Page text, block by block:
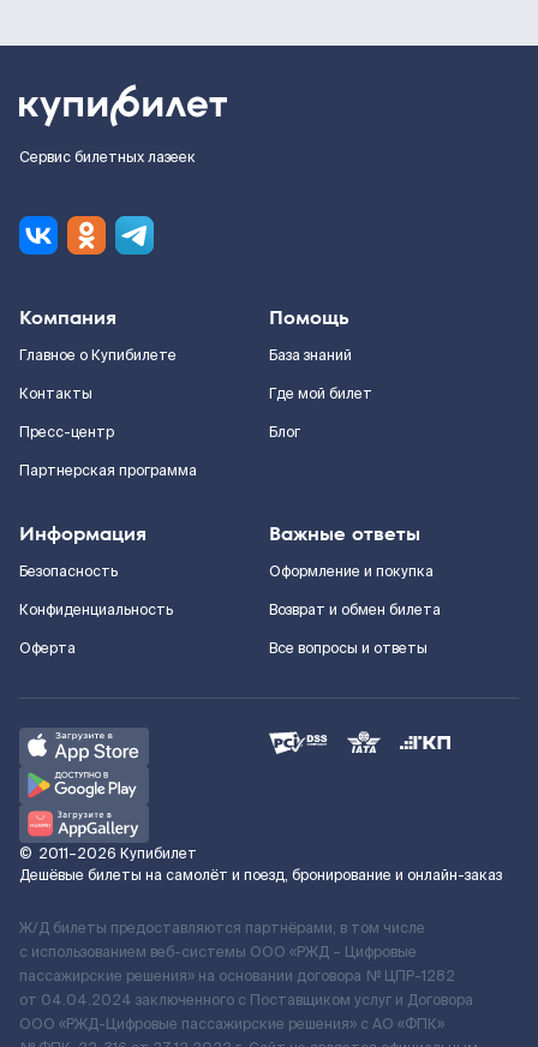
Сервис билетных лазеек
Компания
Главное о Купибилете
Контакты
Пресс-центр
Партнерская программа
Помощь
База знаний
Где мой билет
Блог
Информация
Безопасность
Конфиденциальность
Оферта
Важные ответы
Оформление и покупка
Возврат и обмен билета
Все вопросы и ответы
© 2011–2026 Купибилет
Дешёвые билеты на самолёт и поезд, бронирование и онлайн-заказ
Ж/Д билеты предоставляются партнёрами, в том числе
с использованием веб-системы ООО «РЖД – Цифровые
пассажирские решения» на основании договора № ЦПР-1282
от 04.04.2024 заключенного с Поставщиком услуг и Договора
ООО «РЖД-Цифровые пассажирские решения» c АО «ФПК»